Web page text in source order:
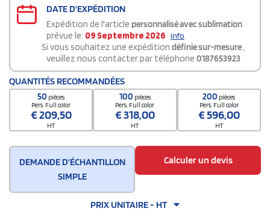
DATE D'EXPÉDITION
Expédition de l'article personnalisé avec sublimation
prévue le: 09 Septembre 2026 info
Si vous souhaitez une expédition définie sur-mesure,
veuillez nous contacter par téléphone 0187653923
QUANTITÉS RECOMMANDÉES
50 pièces
Pers. Full color
€209,50
HT
100 pièces
Pers. Full color
€318,00
HT
200 pièces
Pers. Full color
€596,00
HT
DEMANDE D'ÉCHANTILLON
SIMPLE
Calculer un devis
PRIX UNITAIRE - HT